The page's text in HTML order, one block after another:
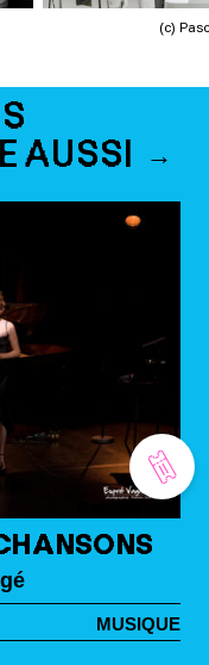
(c)
AUSSI
MUSIQUE